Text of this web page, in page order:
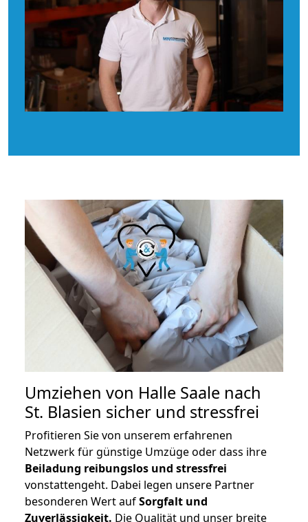
Umziehen von Halle Saale nach
St. Blasien sicher und stressfrei
Profitieren Sie von unserem erfahrenen
Netzwerk für günstige Umzüge oder dass ihre
Beiladung reibungslos und stressfrei
vonstattengeht. Dabei legen unsere Partner
besonderen Wert aufSorgfalt und
Zuverlässigkeit. Die Qualität und unser breite